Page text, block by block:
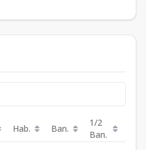
Hab. Ban.
1/2
Ban.